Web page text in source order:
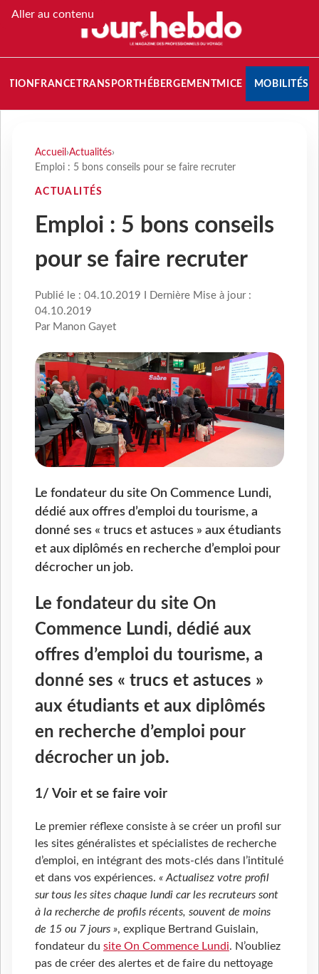
Aller au contenu
FRANCETRANSPORT HÉBERGEMENTMICE MOBILITÉS
Accueil ›Actualités›
Emploi : 5 bons conseils pour se faire recruter
ACTUALITÉS
Emploi : 5 bons conseils
pour se faire recruter
Publié le : 04.10.2019 I Dernière Mise à jour :
04.10.2019
Par Manon Gayet
Le fondateur du site On Commence Lundi,
dédié aux offres d’emploi du tourisme, a
donné ses « trucs et astuces » aux étudiants
et aux diplômés en recherche d’emploi pour
décrocher un job.
Le fondateur du site On
Commence Lundi, dédié aux
offres d’emploi du tourisme, a
donné ses « trucs et astuces »
aux étudiants et aux diplômés
en recherche d’emploi pour
décrocher un job.
1/ Voir et se faire voir
Le premier réflexe consiste à se créer un profil sur
les sites généralistes et spécialistes de recherche
d’emploi, en intégrant des mots-clés dans l’intitulé
et dans vos expériences. « Actualisez votre profil
sur tous les sites chaque lundi car les recruteurs sont
à la recherche de profils récents, souvent de moins
de 15 ou 7 jours », explique Bertrand Guislain,
fondateur du site On Commence Lundi. N’oubliez
pas de créer des alertes et de faire du nettoyage